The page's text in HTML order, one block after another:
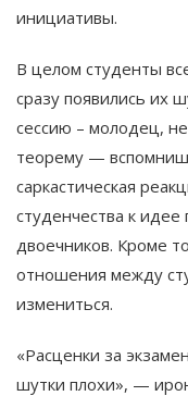
инициативы.
В целом студенты
сразу появились их
сессию – молодец,
теорему —
саркастическая
студенчества к
двоечников. Кроме
отношения между
измениться.
«Расценки за
шутки плохи», —